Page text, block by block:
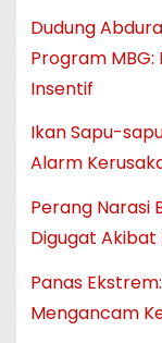
Dudung
Program MBG:
Insentif
Ikan Sapu-
Alarm
Perang Narasi
Digugat Akibat
Panas
Mengancam